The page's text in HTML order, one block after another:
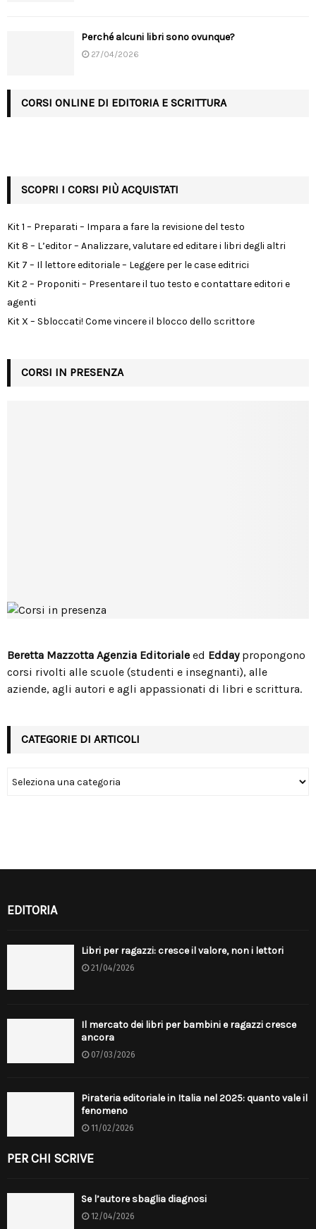
Perché alcuni libri sono ovunque?
27/04/2026
CORSI ONLINE DI EDITORIA E SCRITTURA
SCOPRI I CORSI PIÙ ACQUISTATI
Kit 1 – Preparati – Impara a fare la revisione del testo
Kit 8 – L’editor – Analizzare, valutare ed editare i libri degli altri
Kit 7 – Il lettore editoriale – Leggere per le case editrici
Kit 2 – Proponiti – Presentare il tuo testo e contattare editori e
agenti
Kit X – Sbloccati! Come vincere il blocco dello scrittore
CORSI IN PRESENZA
Beretta Mazzotta Agenzia Editoriale ed Edday propongono
corsi rivolti alle scuole (studenti e insegnanti), alle
aziende, agli autori e agli appassionati di libri e scrittura.
CATEGORIE DI ARTICOLI
EDITORIA
Libri per ragazzi: cresce il valore, non i lettori
21/04/2026
Il mercato dei libri per bambini e ragazzi cresce
ancora
07/03/2026
Pirateria editoriale in Italia nel 2025: quanto vale il
fenomeno
11/02/2026
PER CHI SCRIVE
Se l’autore sbaglia diagnosi
12/04/2026